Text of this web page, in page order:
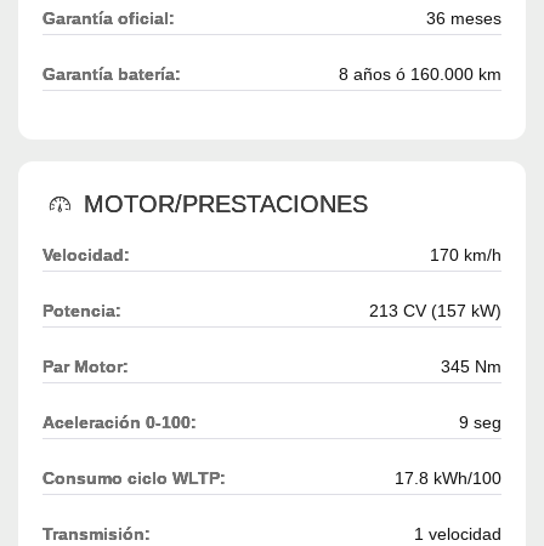
Garantía oficial: 36 meses
Garantía batería: 8 años ó 160.000 km
MOTOR/PRESTACIONES
Velocidad: 170 km/h
Potencia: 213 CV (157 kW)
Par Motor: 345 Nm
Aceleración 0-100: 9 seg
Consumo ciclo WLTP: 17.8 kWh/100
Transmisión: 1 velocidad